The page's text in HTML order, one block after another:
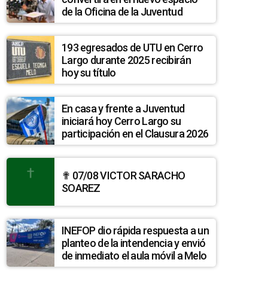
de la Oficina de la Juventud
193 egresados de UTU en Cerro
Largo durante 2025 recibirán
hoy su título
En casa y frente a Juventud
iniciará hoy Cerro Largo su
participación en el Clausura 2026
✟ 07/08 VICTOR SARACHO
SOAREZ
INEFOP dio rápida respuesta a un
planteo de la intendencia y envió
de inmediato el aula móvil a Melo